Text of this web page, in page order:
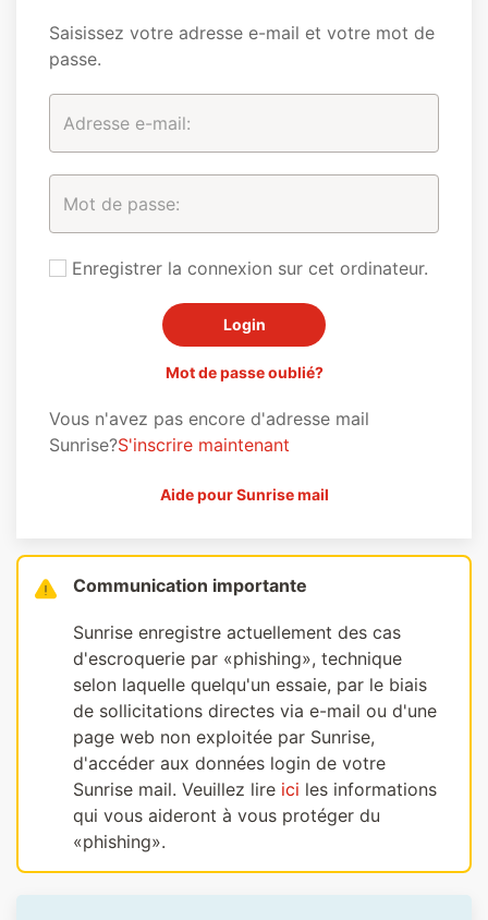
Saisissez votre adresse e-mail et votre mot de
passe.
Enregistrer la connexion sur cet ordinateur.
Mot de passe oublié?
Vous n'avez pas encore d'adresse mail
Sunrise?S'inscrire maintenant
Aide pour Sunrise mail
Communication importante
Sunrise enregistre actuellement des cas
d'escroquerie par «phishing», technique
selon laquelle quelqu'un essaie, par le biais
de sollicitations directes via e-mail ou d'une
page web non exploitée par Sunrise,
d'accéder aux données login de votre
Sunrise mail. Veuillez lire ici les informations
qui vous aideront à vous protéger du
«phishing».